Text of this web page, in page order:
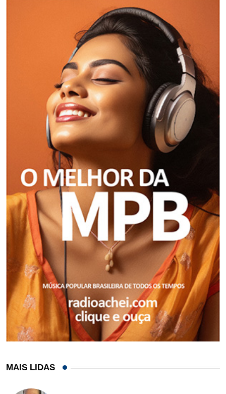
MAIS LIDAS